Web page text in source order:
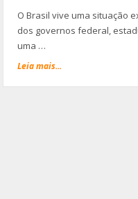
O Brasil vive uma situação
dos governos federal,
uma …
Leia mais...